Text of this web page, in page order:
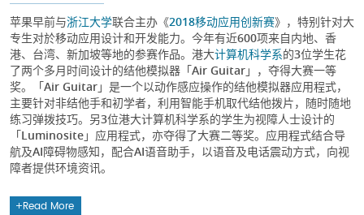
苹果早前与浙江大学联合主办《2018移动应用创新赛》，特别针对大
专生对於移动应用设计和开发能力。今年有近600项来自内地、香
港、台湾、新加坡等地的参赛作品。港大计算机科学系的3位学生花
了两个多月时间设计的结他模拟器「Air Guitar」，夺得大赛一等
奖。「Air Guitar」是一个以动作感应操作的结他模拟器应用程式，
主要针对非结他手和初学者，利用智能手机取代结他拨片，随时随地
练习弹拨技巧。另3位港大计算机科学系的学生为视障人士设计的
「Luminosite」应用程式，亦夺得了大赛二等奖。应用程式结合导
航及AI障碍物感知，配合AI语音助手，以语音及电话震动方式，向视
障者提供环境资讯。
Read More